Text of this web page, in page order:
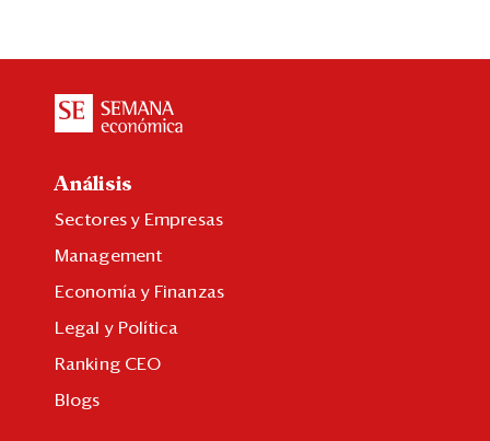
Análisis
Sectores y Empresas
Management
Economía y Finanzas
Legal y Política
Ranking CEO
Blogs